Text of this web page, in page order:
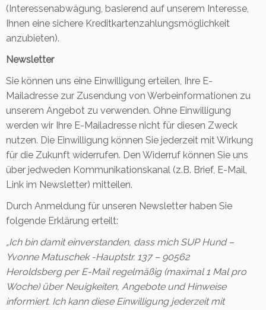
(Interessenabwägung, basierend auf unserem Interesse,
Ihnen eine sichere Kreditkartenzahlungsmöglichkeit
anzubieten).
Newsletter
Sie können uns eine Einwilligung erteilen, Ihre E-
Mailadresse zur Zusendung von Werbeinformationen zu
unserem Angebot zu verwenden. Ohne Einwilligung
werden wir Ihre E-Mailadresse nicht für diesen Zweck
nutzen. Die Einwilligung können Sie jederzeit mit Wirkung
für die Zukunft widerrufen. Den Widerruf können Sie uns
über jedweden Kommunikationskanal (z.B. Brief, E-Mail,
Link im Newsletter) mitteilen.
Durch Anmeldung für unseren Newsletter haben Sie
folgende Erklärung erteilt:
„Ich bin damit einverstanden, dass mich SUP Hund –
Yvonne Matuschek -Hauptstr. 137 – 90562
Heroldsbergper E-Mail regelmäßig (maximal 1 Mal pro
Woche) über Neuigkeiten, Angebote und Hinweise
informiert. Ich kann diese Einwilligung jederzeit mit